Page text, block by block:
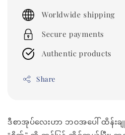
price
Worldwide shipping
Secure payments
Authentic products
Share
ဒီစာအုပ်လေးဟာ ဘဝအပေါ် ထိန်